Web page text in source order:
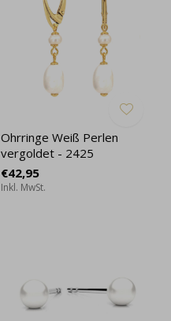
Ohrringe Weiß Perlen
vergoldet - 2425
€42,95
Inkl. MwSt.